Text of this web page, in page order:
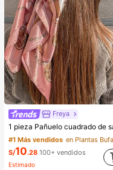
Freya
#1 Más vendidos
S/10.28 100+ vendidos
Estimado